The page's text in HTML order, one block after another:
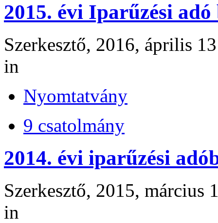
2015. évi Iparűzési
Szerkesztő, 2016, április
in
Nyomtatvány
9 csatolmány
2014. évi iparűzési
Szerkesztő, 2015, március
in